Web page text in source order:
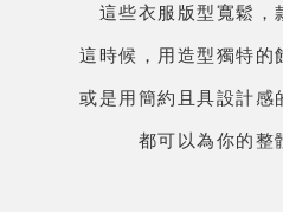
這些衣服版型寬鬆，
這時候，用造型獨特的
或是用簡約且具設計感
都可以為你的整